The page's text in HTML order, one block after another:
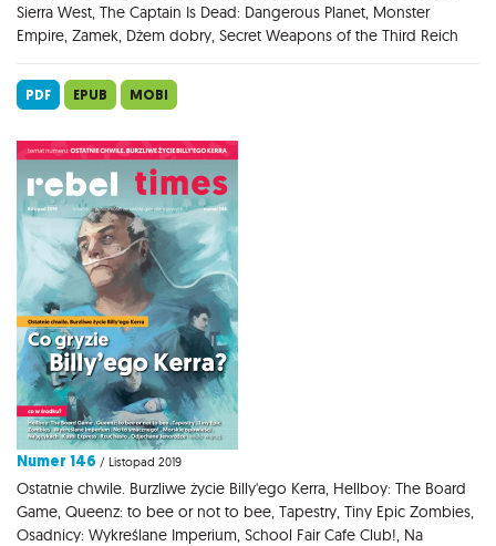
Sierra West, The Captain Is Dead: Dangerous Planet, Monster
Empire, Zamek, Dżem dobry, Secret Weapons of the Third Reich
PDF EPUB MOBI
Numer 146 / Listopad 2019
Ostatnie chwile. Burzliwe życie Billy'ego Kerra, Hellboy: The Board
Game, Queenz: to bee or not to bee, Tapestry, Tiny Epic Zombies,
Osadnicy: Wykreślane Imperium, School Fair Cafe Club!, Na